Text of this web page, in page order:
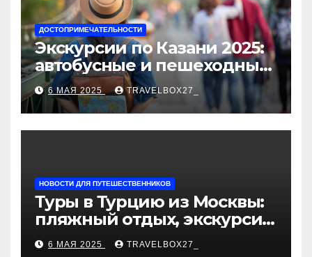
ДОСТОПРИМЕЧАТЕЛЬНОСТИ
Экскурсии по Казани 2025:
автобусные и пешеходные
туры от туроператора
«Казан360»
6 МАЯ 2025 TRAVELBOX27_
НОВОСТИ ДЛЯ ПУТЕШЕСТВЕННИКОВ
Туры в Турцию из Москвы:
пляжный отдых, экскурсии
и лучшие курорты
6 МАЯ 2025 TRAVELBOX27_